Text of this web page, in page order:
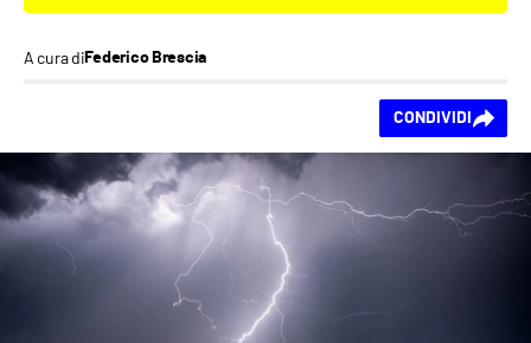
A cura diFederico Brescia
CONDIVIDI